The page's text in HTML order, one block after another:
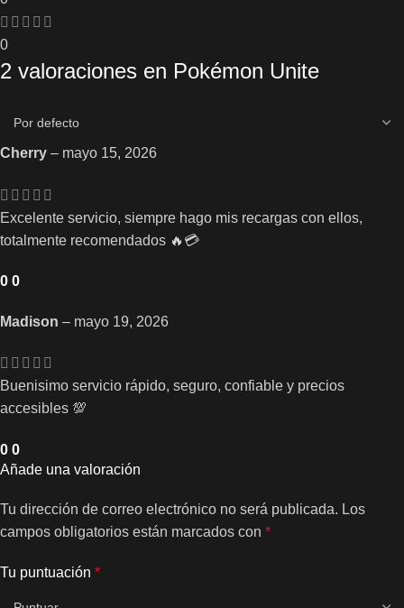
0
2 valoraciones en Pokémon Unite
Cherry – mayo 15, 2026
Excelente servicio, siempre hago mis recargas con ellos,
totalmente recomendados 🔥💳
0 0
Madison – mayo 19, 2026
Buenisimo servicio rápido, seguro, confiable y precios
accesibles 💯
0 0
Añade una valoración
Tu dirección de correo electrónico no será publicada. Los
campos obligatorios están marcados con *
Tu puntuación *